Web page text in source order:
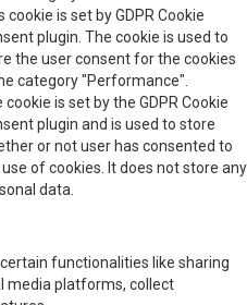
cookie is set by GDPR Cookie
plugin. The cookie is used to
the user consent for the cookies
category "Performance".
cookie is set by the GDPR Cookie
plugin and is used to store
or not user has consented to
of cookies. It does not store any
data.
functionalities like sharing
media platforms, collect